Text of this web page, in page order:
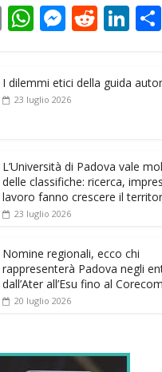
E
ai
l
W
s
p
M
ss
e
er
R
di
Li
e
C
I dilemmi etici della guida
23 luglio 2026
L’Università di Padova vale
delle classifiche: ricerca,
lavoro fanno crescere il
23 luglio 2026
Nomine regionali, ecco chi
rappresenterà Padova negli
dall’Ater all’Esu fino al Corecom
20 luglio 2026